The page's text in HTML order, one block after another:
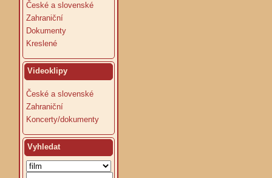
České a slovenské
Zahraniční
Dokumenty
Kreslené
Videoklipy
České a slovenské
Zahraniční
Koncerty/dokumenty
Vyhledat